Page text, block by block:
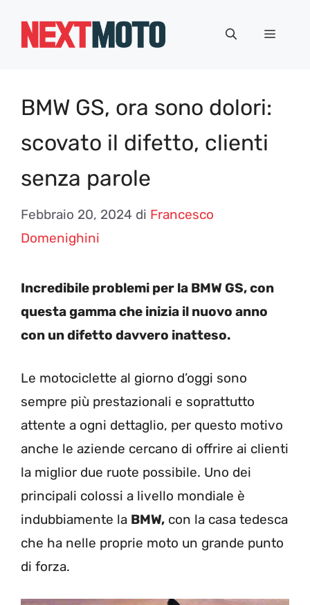
Menu
BMW GS, ora sono dolori:
scovato il difetto, clienti
senza parole
Febbraio 20, 2024 di Francesco
Domenighini
Incredibile problemi per la BMW GS, con
questa gamma che inizia il nuovo anno
con un difetto davvero inatteso.
Le motociclette al giorno d’oggi sono
sempre più prestazionali e soprattutto
attente a ogni dettaglio, per questo motivo
anche le aziende cercano di offrire ai clienti
la miglior due ruote possibile. Uno dei
principali colossi a livello mondiale è
indubbiamente la BMW, con la casa tedesca
che ha nelle proprie moto un grande punto
di forza.